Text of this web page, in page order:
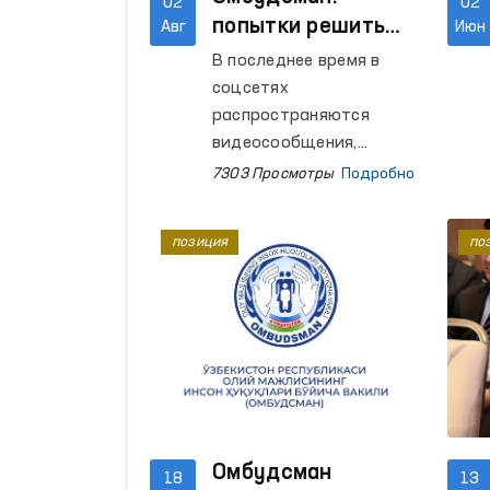
02
Авг
попытки решить
проблему силой —
грубое нарушение
прав человека
В последнее время в
соцсетях
распространяются
видеосообщения,
показывающие случаи
повреждений друг
другу граждан.
7303 Просмотры Подробно
02
Июн
18
Омбудсман
позиция
13